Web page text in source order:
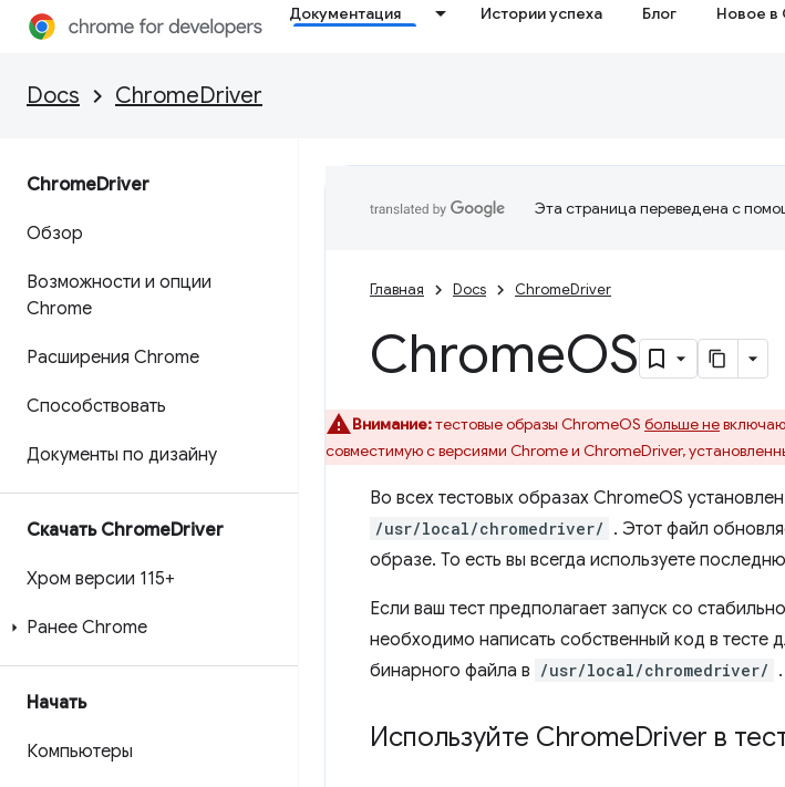
Документация Истории успеха Блог Новое в
Docs ChromeDriver
ChromeDriver
Обзор
Возможности и опции
Chrome
Расширения Chrome
Способствовать
Документы по дизайну
Скачать ChromeDriver
Хром версии 115+
Ранее Chrome
Начать
Компьютеры
Эта страница переведена с
Главная Docs ChromeDriver
ChromeOS
Внимание:тестовые образы ChromeOS больше не
совместимую с версиями Chrome и ChromeDriver,
Во всех тестовых образах ChromeOS
/usr/local/chromedriver/ . Этот файл
образе. То есть вы всегда используете
Если ваш тест предполагает запуск со
необходимо написать собственный код в тесте
бинарного файла в /usr/local/chromedriver/ .
Используйте ChromeDriver в